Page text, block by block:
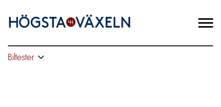
Biltester